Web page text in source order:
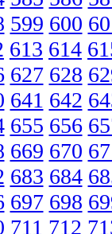
599 600
613 614
627 628
641 642
655 656
669 670
683 684
697 698
711 712